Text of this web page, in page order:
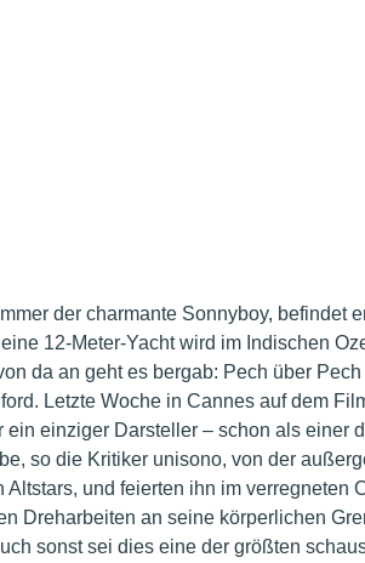
der charmante Sonnyboy, befindet
12-Meter-Yacht wird im Indischen
da an geht es bergab: Pech über
Letzte Woche in Cannes auf dem
ein einziger Darsteller – schon als einer
so die Kritiker unisono, von der
und feierten ihn im verregneten
Dreharbeiten an seine körperlichen
sonst sei dies eine der größten